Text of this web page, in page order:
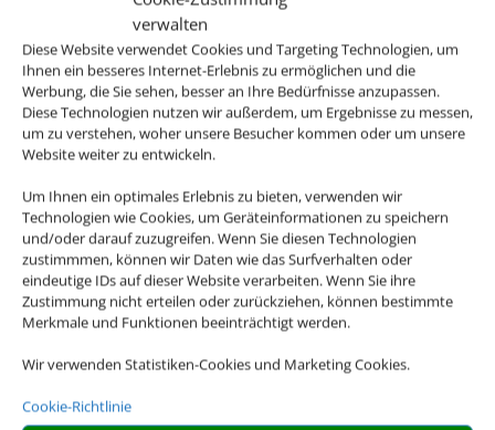
verwalten
Diese Website verwendet Cookies und Targeting Technologien, um
Ihnen ein besseres Internet-Erlebnis zu ermöglichen und die
Werbung, die Sie sehen, besser an Ihre Bedürfnisse anzupassen.
Diese Technologien nutzen wir außerdem, um Ergebnisse zu messen,
um zu verstehen, woher unsere Besucher kommen oder um unsere
Website weiter zu entwickeln.
Um Ihnen ein optimales Erlebnis zu bieten, verwenden wir
Technologien wie Cookies, um Geräteinformationen zu speichern
und/oder darauf zuzugreifen. Wenn Sie diesen Technologien
zustimmmen, können wir Daten wie das Surfverhalten oder
eindeutige IDs auf dieser Website verarbeiten. Wenn Sie ihre
Zustimmung nicht erteilen oder zurückziehen, können bestimmte
Merkmale und Funktionen beeinträchtigt werden.
Wir verwenden Statistiken-Cookies und Marketing Cookies.
Cookie-Richtlinie